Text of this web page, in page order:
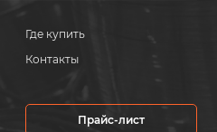
Где купить
Контакты
Прайс-лист